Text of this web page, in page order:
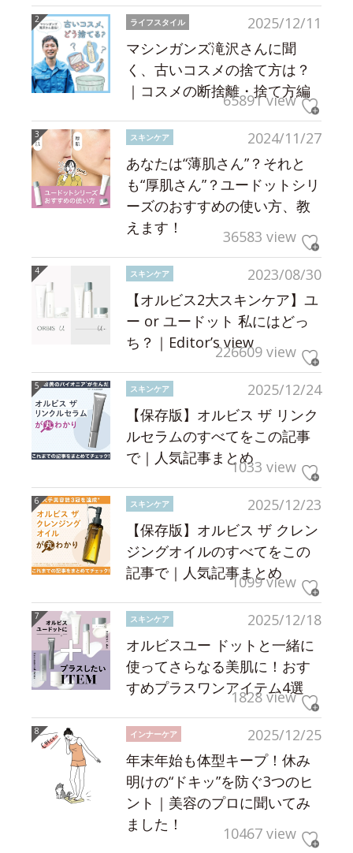
2025/12/11
ライフスタイル
マシンガンズ滝沢さんに聞
く、古いコスメの捨て方は？
｜コスメの断捨離・捨て方編
65891 view
2024/11/27
スキンケア
あなたは“薄肌さん”？それと
も“厚肌さん”？ユードットシリ
ーズのおすすめの使い方、教
えます！
36583 view
2023/08/30
スキンケア
【オルビス2大スキンケア】ユ
ー or ユードット 私にはどっ
ち？｜Editor’s view226609 view
2025/12/24
スキンケア
【保存版】オルビス ザ リンク
ルセラムのすべてをこの記事
で｜人気記事まとめ1033 view
2025/12/23
スキンケア
【保存版】オルビス ザ クレン
ジングオイルのすべてをこの
記事で｜人気記事まとめ
1099 view
2025/12/18
スキンケア
オルビスユー ドットと一緒に
使ってさらなる美肌に！おす
すめプラスワンアイテム4選
1828 view
2025/12/25
インナーケア
年末年始も体型キープ！休み
明けの“ドキッ”を防ぐ3つのヒ
ント｜美容のプロに聞いてみ
ました！
10467 view